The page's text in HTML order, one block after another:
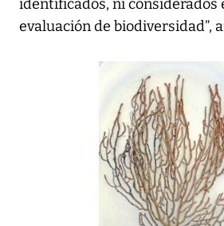
identificados, ni considerados
evaluación de biodiversidad”,